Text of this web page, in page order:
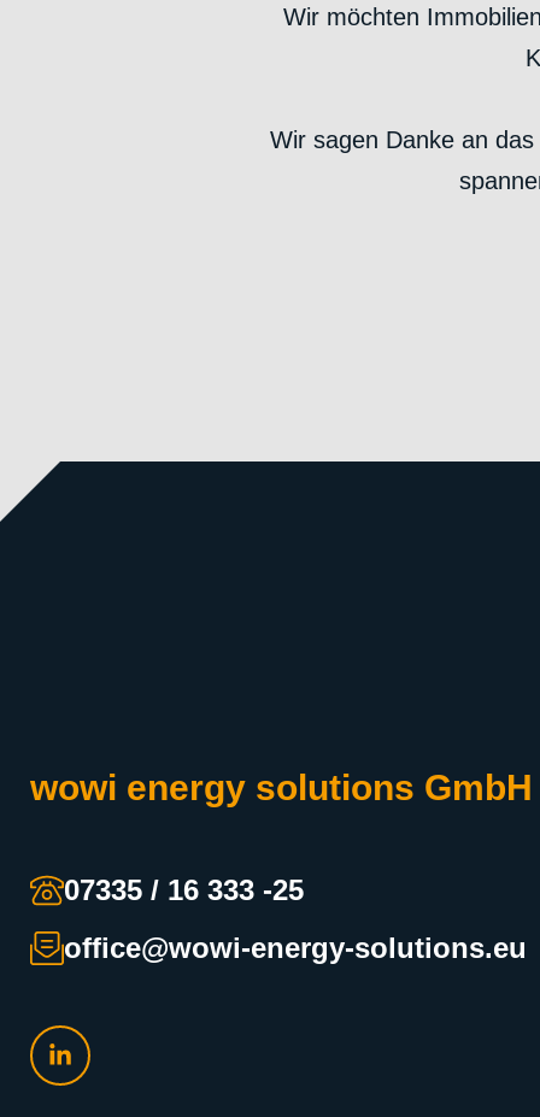
Wir möchten
Wir sagen Danke an
wowi energy solutions GmbH
07335 / 16 333 -25
office@wowi-energy-solutions.eu